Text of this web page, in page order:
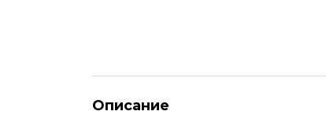
Описание